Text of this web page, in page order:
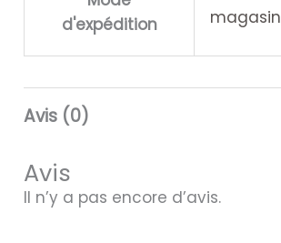
d'expédition
magasin
Avis (0)
Avis
Il n’y a pas encore d’avis.